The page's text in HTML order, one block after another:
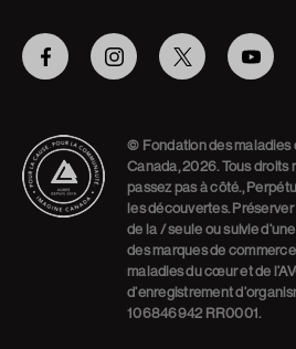
FacebookInstagramTwitter
© Fondation des maladies
Canada, 2026. Tous droits
passez pas à côté.,
les découvertes. Préserver
de la / seule ou suivie
des marques de
maladies du cœur et de
d’enregistrement
106846942 RR0001.